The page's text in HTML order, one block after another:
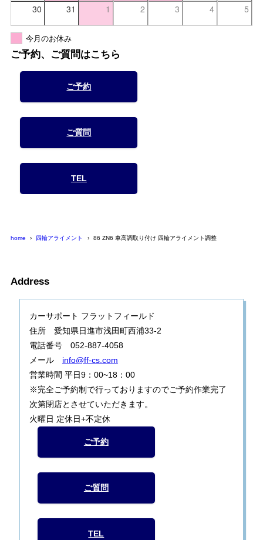
30 31 1 2 3 4 5
今月のお休み
ご予約、ご質問はこちら
ご予約
ご質問
TEL
home 四輪アライメント 86 ZN6 車高調取り付け 四輪アライメント調整
Address
カーサポート フラットフィールド
住所 愛知県日進市浅田町西浦33-2
電話番号 052-887-4058
メール info@ff-cs.com
営業時間 平日9：00~18：00
※完全ご予約制で行っておりますのでご予約作業完了
次第閉店とさせていただきます。
火曜日 定休日+不定休
ご予約
ご質問
TEL